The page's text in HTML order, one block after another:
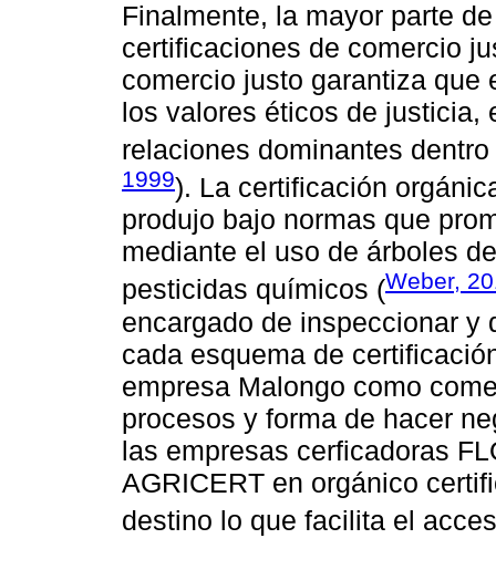
Finalmente, la mayor parte
certificaciones de comercio
comercio justo garantiza que
los valores éticos de justicia,
relaciones dominantes
1999). La certificación
produjo bajo normas que
mediante el uso de árboles
pesticidas químicos (Weber,
encargado de inspeccionar y
cada esquema de
empresa Malongo como
procesos y forma de hacer
las empresas cerficadoras
AGRICERT en orgánico
destino lo que facilita el